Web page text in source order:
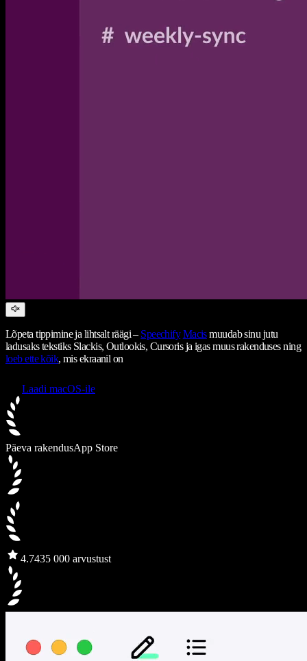
Lõpeta tippimine ja lihtsalt räägi – Speechify Macismuudab sinu jutu
ladusaks tekstiks Slackis, Outlookis, Cursoris ja igas muus rakenduses ning
loeb ette kõik, mis ekraanil on
Laadi macOS-ile
Päeva rakendusApp Store
4.7435 000 arvustust